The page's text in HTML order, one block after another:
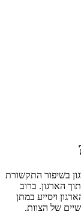
בשיפור התקשורת
הארגון. ברוב
ויסייע במתן
של הצוות.